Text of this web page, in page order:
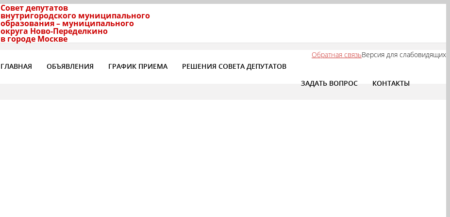
Совет депутатов
внутригородского муниципального
образования – муниципального
округа Ново-Переделкино
в городе Москве
Версия для слабовидящих
Обратная связь
ГЛАВНАЯ
ОБЪЯВЛЕНИЯ ГРАФИК ПРИЕМА
РЕШЕНИЯ СОВЕТА ДЕПУТАТОВ
ЗАДАТЬ ВОПРОС
КОНТАКТЫ